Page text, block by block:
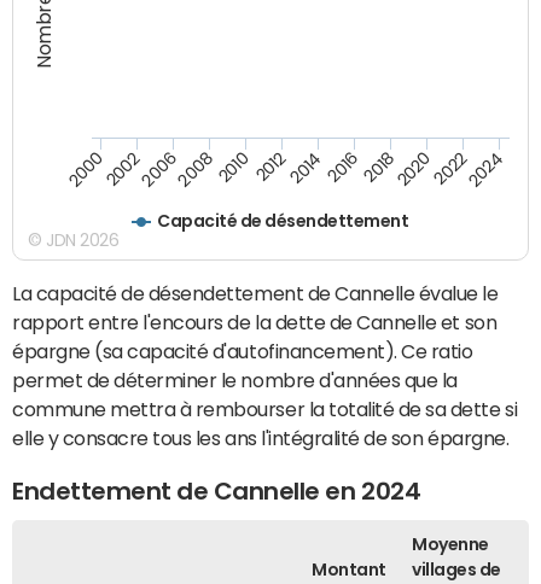
Capacité de désendettement
20002002200620082010 2012201420162018202020222024
© JDN 2026
La capacité de désendettement de Cannelle évalue le
rapport entre l'encours de la dette de Cannelle et son
épargne (sa capacité d'autofinancement). Ce ratio
permet de déterminer le nombre d'années que la
commune mettra à rembourser la totalité de sa dette si
elle y consacre tous les ans l'intégralité de son épargne.
Endettement de Cannelle en 2024
Montant
Moyenne
villages de